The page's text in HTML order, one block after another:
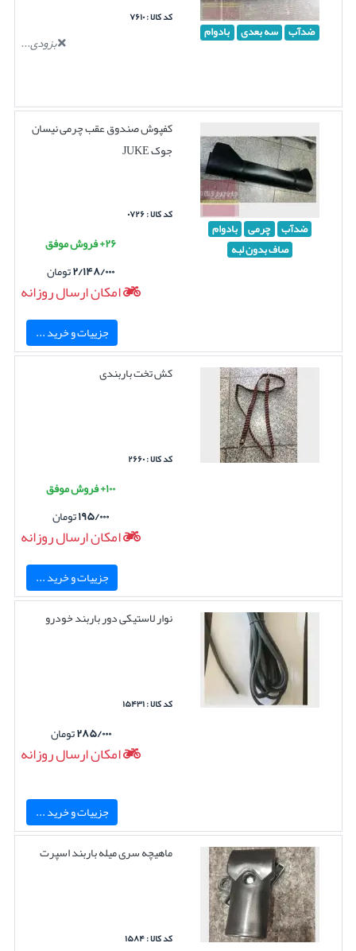
ضدآب سه بعدی بادوام
کد کالا : ۷۶۱۰
بزودی...
ضدآب چرمی بادوام
صاف بدون لبه
کفپوش صندوق عقب چرمی نیسان
جوک JUKE
کد کالا : ۰۷۲۶
۲۶+ فروش موفق
۲/۱۴۸/۰۰۰تومان
امکان ارسال روزانه
جزییات و خرید ...
کش تخت باربندی
کد کالا : ۲۶۶۰
۱۰۰+ فروش موفق
۱۹۵/۰۰۰تومان
امکان ارسال روزانه
جزییات و خرید ...
نوار لاستیکی دور باربند خودرو
کد کالا : ۱۵۴۳۱
۲۸۵/۰۰۰تومان
امکان ارسال روزانه
جزییات و خرید ...
ماهیچه سری میله باربند اسپرت
کد کالا : ۱۵۸۴